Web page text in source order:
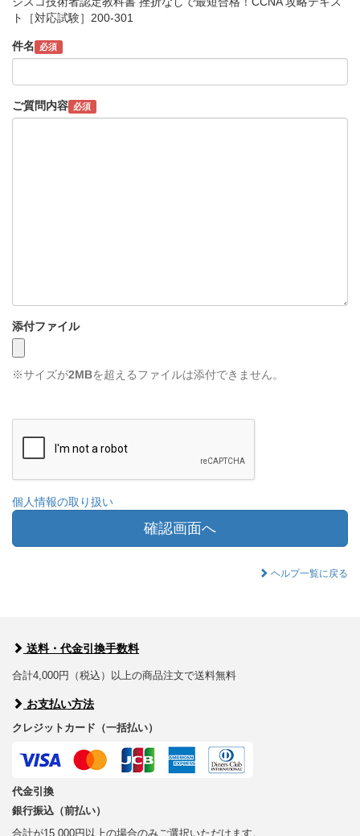
ト［対応試験］200-301
件名 必須
ご質問内容 必須
添付ファイル
※サイズが2MBを超えるファイルは添付できません。
個人情報の取り扱い
確認画面へ
ヘルプ一覧に戻る
送料・代金引換手数料
合計4,000円（税込）以上の商品注文で送料無料
お支払い方法
クレジットカード（一括払い）
代金引換
銀行振込（前払い）
合計が15,000円以上の場合のみご選択いただけます。